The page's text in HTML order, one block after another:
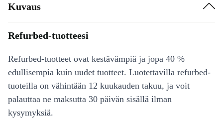
Kuvaus
Refurbed-tuotteesi
Refurbed-tuotteet ovat kestävämpiä ja jopa 40 %
edullisempia kuin uudet tuotteet. Luotettavilla refurbed-
tuoteilla on vähintään 12 kuukauden takuu, ja voit
palauttaa ne maksutta 30 päivän sisällä ilman
kysymyksiä.